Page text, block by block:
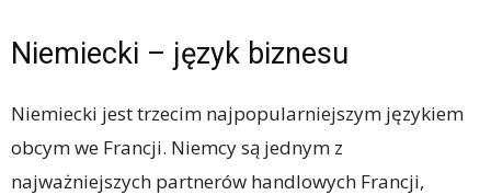
Niemiecki – język biznesu
Niemiecki jest trzecim najpopularniejszym językiem
obcym we Francji. Niemcy są jednym z
najważniejszych partnerów handlowych Francji,